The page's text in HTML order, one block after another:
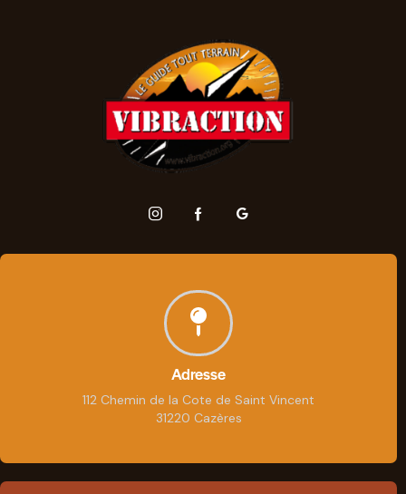
Adresse
112 Chemin de la Cote de Saint Vincent
31220 Cazères